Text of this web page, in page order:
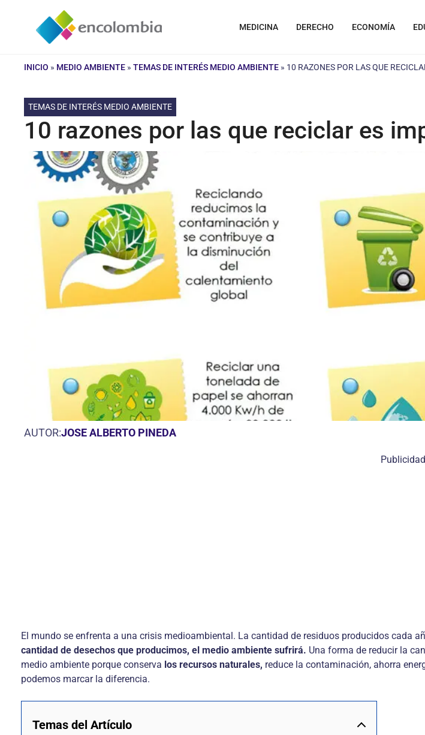
contenido
MEDICINA DERECHO ECONOMÍA
INICIO » MEDIO AMBIENTE » TEMAS DE INTERÉS MEDIO AMBIENTE » 10 RAZONES POR LAS QUE
TEMAS DE INTERÉS MEDIO AMBIENTE
10 razones por las que reciclar es
AUTOR:JOSE ALBERTO PINEDA
Publicidad
El mundo se enfrenta a una crisis medioambiental. La cantidad de residuos producidos cada
cantidad de desechos que producimos, el medio ambiente sufrirá. Una forma de reducir la
medio ambiente porque conserva los recursos naturales, reduce la contaminación, ahorra
podemos marcar la diferencia.
Temas del Artículo